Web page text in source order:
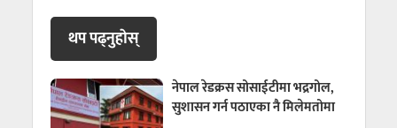
थप पढ्नुहाेस्
नेपाल रेडक्रस सोसाईटीमा भद्रगोल,
सुशासन गर्न पठाएका नै मिलेमतोमा